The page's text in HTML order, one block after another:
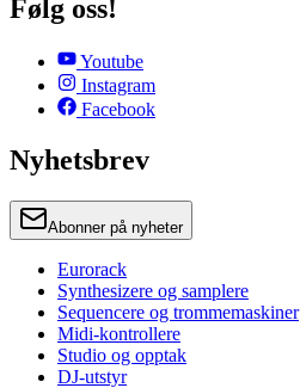
Følg oss!
Youtube
Instagram
Facebook
Nyhetsbrev
Abonner på nyheter
Eurorack
Synthesizere og samplere
Sequencere og trommemaskiner
Midi-kontrollere
Studio og opptak
DJ-utstyr